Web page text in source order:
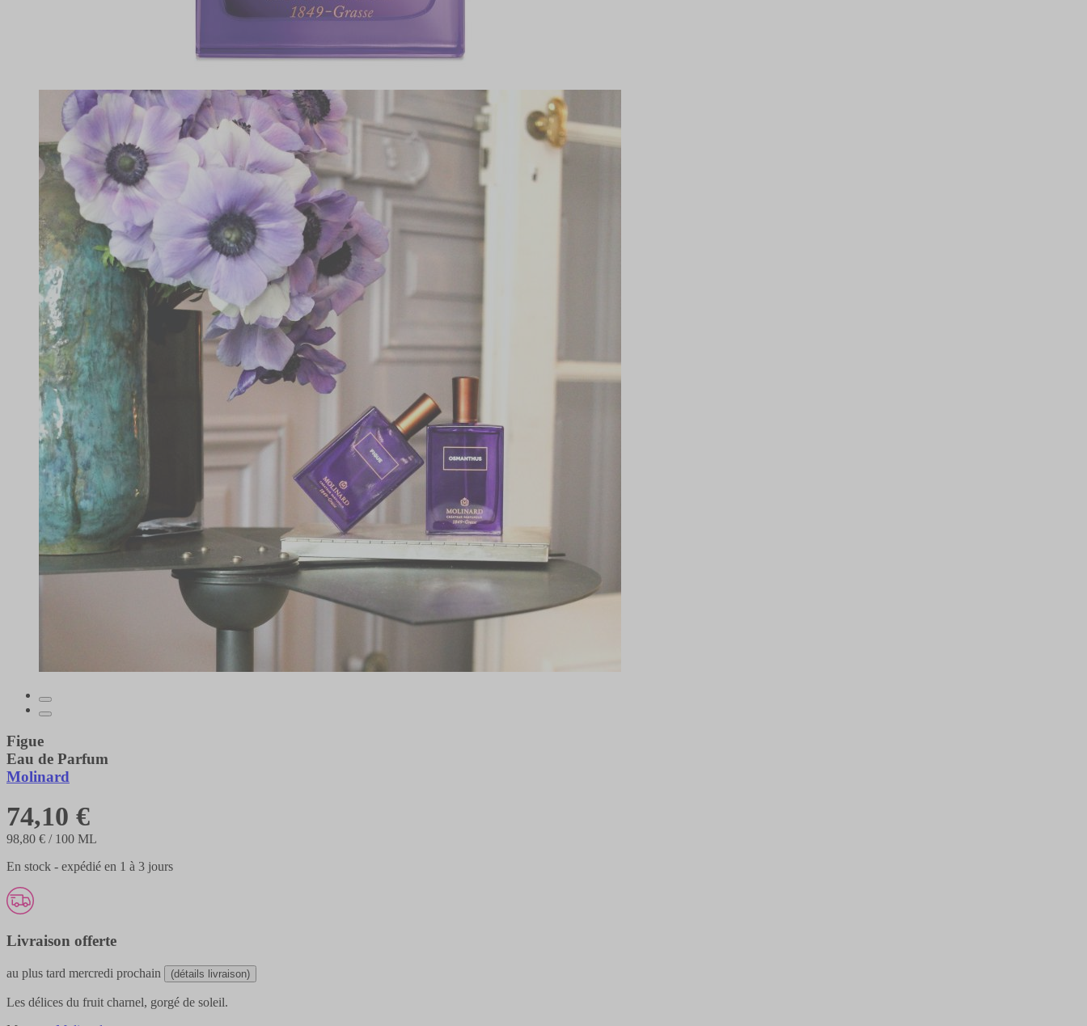
Figue
Eau de Parfum
Molinard
74,10 €
98,80 € / 100 ML
En stock - expédié en 1 à 3 jours
Livraison offerte
au plus tard mercredi prochain (détails livraison)
Les délices du fruit charnel, gorgé de soleil.